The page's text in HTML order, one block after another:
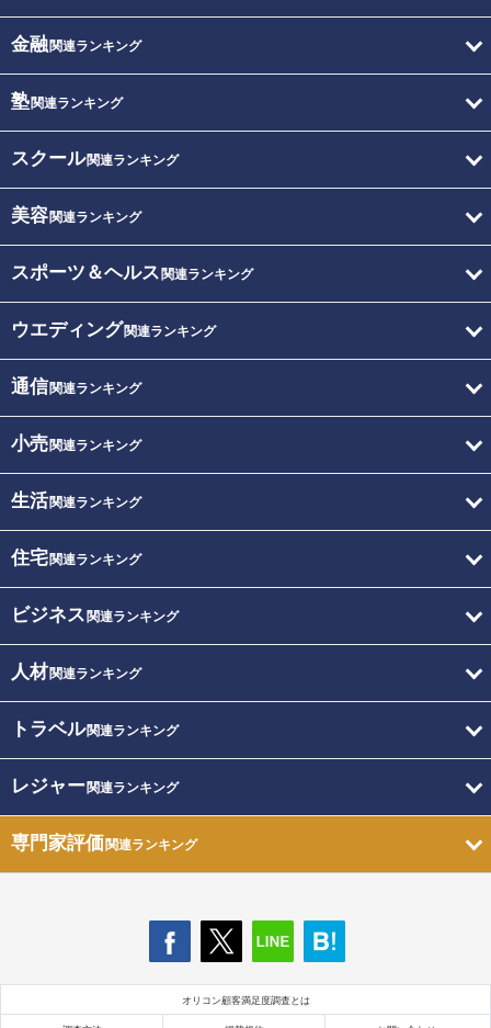
金融関連ランキング
塾関連ランキング
スクール関連ランキング
美容関連ランキング
スポーツ＆ヘルス 関連ランキング
ウエディング関連ランキング
通信関連ランキング
小売関連ランキング
生活関連ランキング
住宅関連ランキング
ビジネス 関連ランキング
人材関連ランキング
トラベル関連ランキング
レジャー関連ランキング
専門家評価関連ランキング
オリコン顧客満足度調査とは